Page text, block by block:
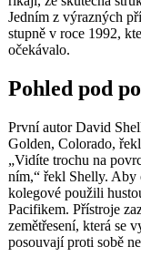
Jedním z výrazných
stupně v roce 1992,
očekávalo.
Pohled pod
První autor David
Golden, Colorado,
„Vidíte trochu na
ním,“ řekl Shelly. Aby
kolegové použili
Pacifikem. Přístroje
zemětřesení, která se
posouvají proti sobě